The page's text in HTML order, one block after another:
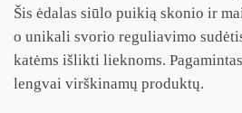
Šis ėdalas siūlo puikią skonio ir
o unikali svorio reguliavimo
katėms išlikti lieknoms.
lengvai virškinamų produktų.